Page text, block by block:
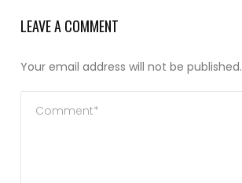
LEAVE A COMMENT
Your email address will not be published.